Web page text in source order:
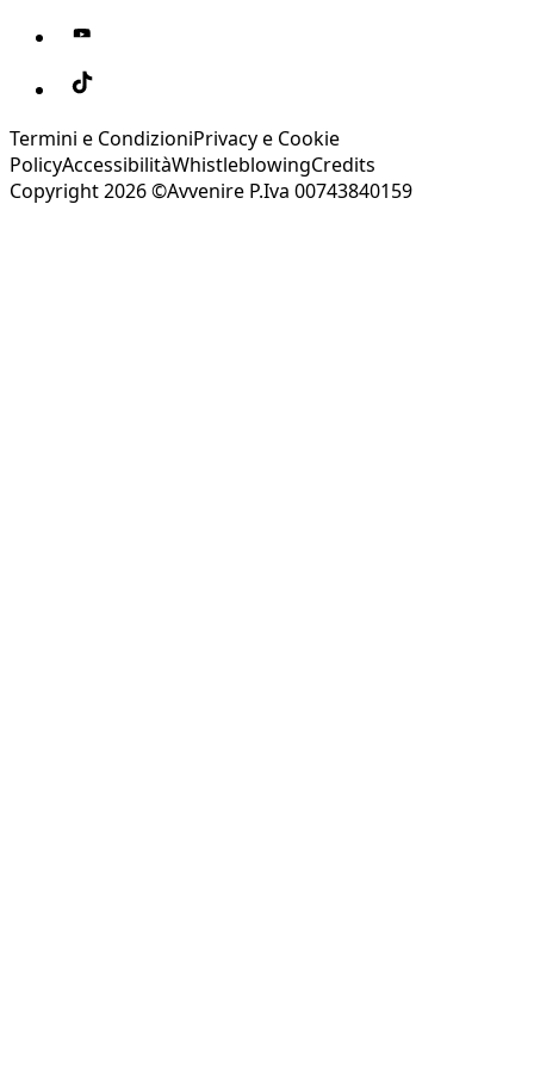
Termini e CondizioniPrivacy e Cookie
PolicyAccessibilitàWhistleblowingCredits
Copyright 2026 ©Avvenire P.Iva 00743840159